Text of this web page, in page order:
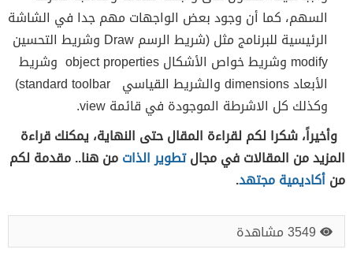
السهم، كما أن وجود بعض الواجهات مهم جدا في الشاشة
الرئيسية للبرنامج مثل (شريط الرسم Draw وشريط التحسين
modify وشريط خواص الأشكال object properties وشريط
الأبعاد dimensions والشريط القياسي standard toolbar)
وكذلك كل الاشرطة الموجودة في قائمة view.
وأخيراً، شكرا لكم لقراءة المقال حتى النهاية، يمكنك قراءة
المزيد من المقالات في مجالتطوير الذاتمن هنا.. مقدمة لكم
منأكاديمية مجتهد.
3549 مشاهدة